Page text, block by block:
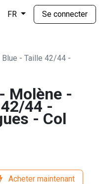
FR Se connecter
- Taille 42/44 -
Molène -
44 -
- Col
Acheter maintenant